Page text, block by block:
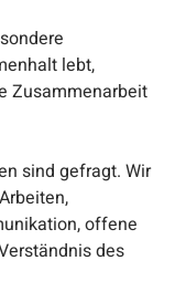
lebt,
Zusammenarbeit
sind gefragt. Wir
offene
des